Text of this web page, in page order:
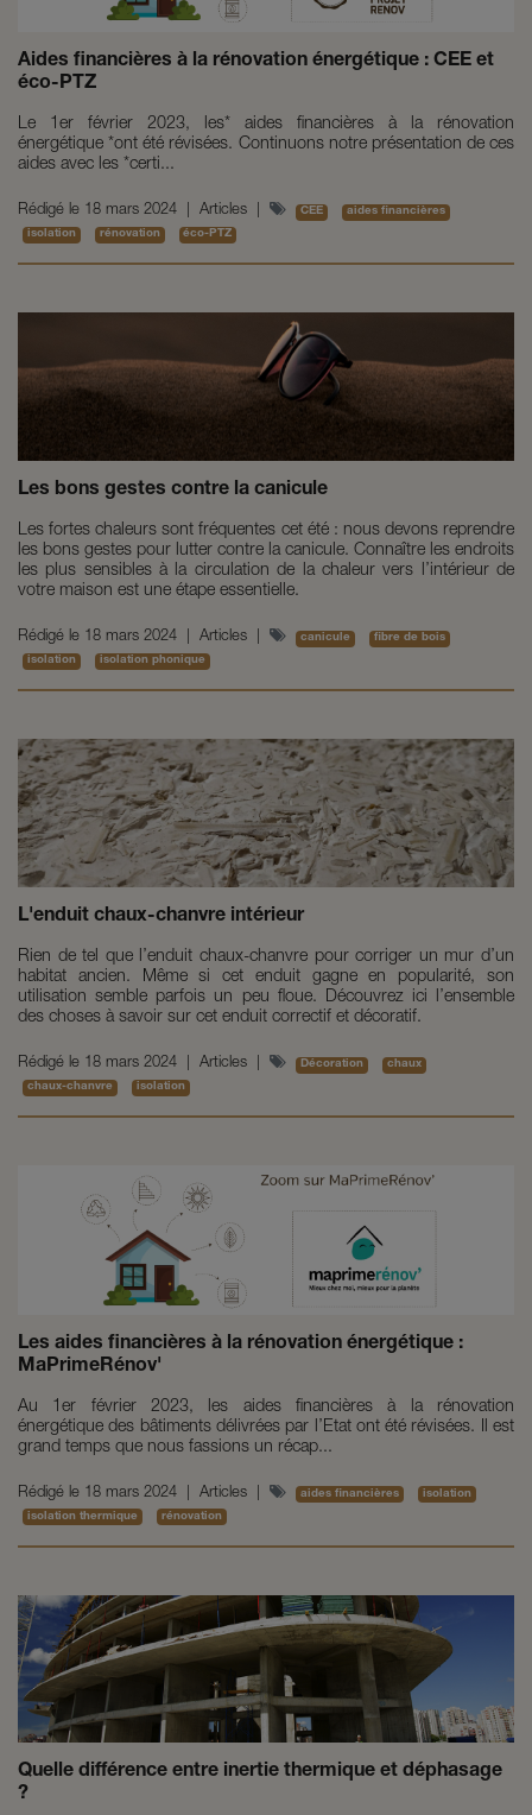
Aides financières à la rénovation énergétique : CEE et
éco-PTZ
Le 1er février 2023, les* aides financières à la rénovation
énergétique *ont été révisées. Continuons notre présentation de ces
aides avec les *certi...
Rédigé le 18 mars 2024 Articles CEE
aides financières
isolation
rénovation éco-PTZ
Les bons gestes contre la canicule
Les fortes chaleurs sont fréquentes cet été : nous devons reprendre
les bons gestes pour lutter contre la canicule. Connaître les endroits
les plus sensibles à la circulation de la chaleur vers l’intérieur de
votre maison est une étape essentielle.
Rédigé le 18 mars 2024 Articles canicule
fibre de bois
isolation
isolation phonique
L'enduit chaux-chanvre intérieur
Rien de tel que l’enduit chaux-chanvre pour corriger un mur d’un
habitat ancien. Même si cet enduit gagne en popularité, son
utilisation semble parfois un peu floue. Découvrez ici l’ensemble
des choses à savoir sur cet enduit correctif et décoratif.
Rédigé le 18 mars 2024 Articles Décoration
chaux
chaux-chanvre
isolation
Les aides financières à la rénovation énergétique :
MaPrimeRénov'
Au 1er février 2023, les aides financières à la rénovation
énergétique des bâtiments délivrées par l’Etat ont été révisées. Il est
grand temps que nous fassions un récap...
Rédigé le 18 mars 2024 Articles aides financières
isolation
isolation thermique
rénovation
Quelle différence entre inertie thermique et déphasage
?